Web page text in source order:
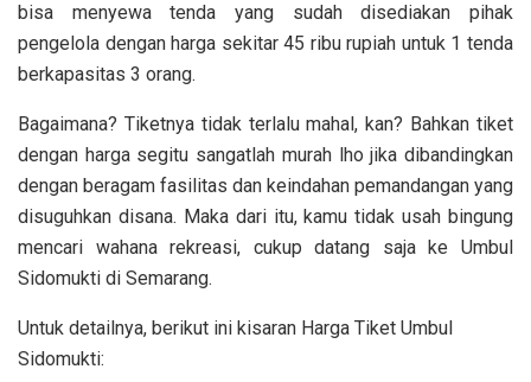
bisa menyewa tenda yang sudah disediakan pihak
pengelola dengan harga sekitar 45 ribu rupiah untuk 1 tenda
berkapasitas 3 orang.
Bagaimana? Tiketnya tidak terlalu mahal, kan? Bahkan tiket
dengan harga segitu sangatlah murah lho jika dibandingkan
dengan beragam fasilitas dan keindahan pemandangan yang
disuguhkan disana. Maka dari itu, kamu tidak usah bingung
mencari wahana rekreasi, cukup datang saja ke Umbul
Sidomukti di Semarang.
Untuk detailnya, berikut ini kisaran Harga Tiket Umbul
Sidomukti: